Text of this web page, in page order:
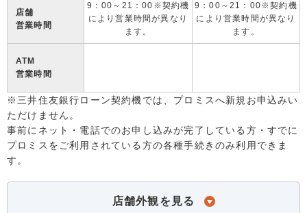
店舗
営業時間
9：00～21：00※契約機
により営業時間が異なり
ます。
9：00～21：00※契約機
により営業時間が異なり
ます。
ATM
営業時間
※三井住友銀行ローン契約機では、プロミスへ新規お申込みい
ただけません。
事前にネット・電話でのお申し込みが完了している方・すでに
プロミスをご利用されている方の各種手続きのみ利用できま
す。
店舗外観を見る